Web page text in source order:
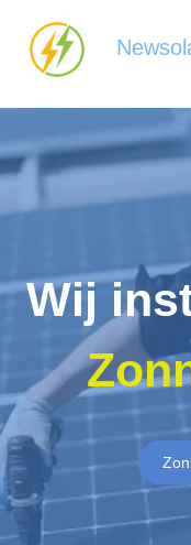
Wij